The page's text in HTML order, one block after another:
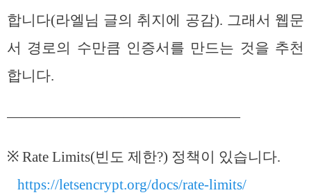
합니다(라엘님 글의 취지에 공감). 그래서 웹문
서 경로의 수만큼 인증서를 만드는 것을 추천
합니다.
————————————————
※ Rate Limits(빈도 제한?) 정책이 있습니다.
https://letsencrypt.org/docs/rate-limits/